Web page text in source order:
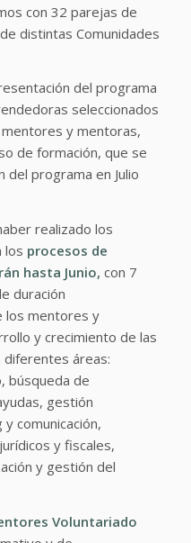
con 32 parejas de
distintas Comunidades
del programa
seleccionados
y mentoras,
de formación, que se
del programa en Julio
realizado los
los procesos de
hasta Junio, con 7
duración
los mentores y
y crecimiento de las
áreas:
búsqueda de
gestión
comunicación,
y fiscales,
y gestión del
Voluntariado